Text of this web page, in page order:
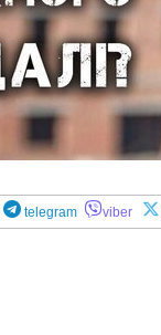
telegram viber